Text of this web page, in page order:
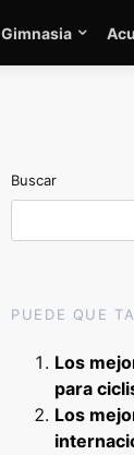
Gimnasia
Buscar
PUEDE QUE
Los
para
Los